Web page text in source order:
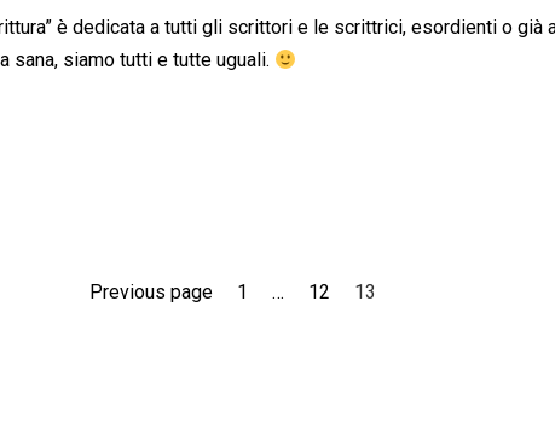
è dedicata a tutti gli scrittori e le scrittrici, esordienti o
sana, siamo tutti e tutte uguali.
Previous page 1 … 12 13